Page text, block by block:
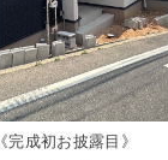
《完成初お披露目》